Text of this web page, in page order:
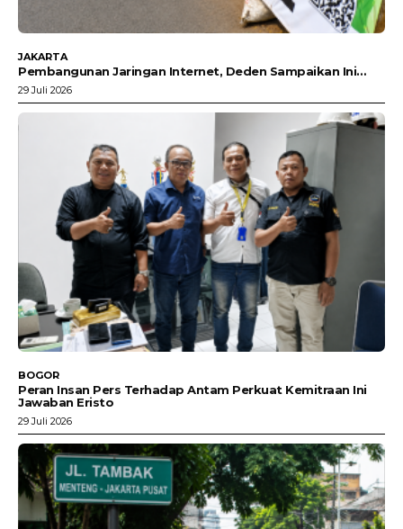
JAKARTA
Pembangunan Jaringan Internet, Deden Sampaikan Ini…
29 Juli 2026
BOGOR
Peran Insan Pers Terhadap Antam Perkuat Kemitraan Ini
Jawaban Eristo
29 Juli 2026